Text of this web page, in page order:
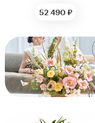
52 490 ₽
ДИАМЕТР ГОРШКА,
30